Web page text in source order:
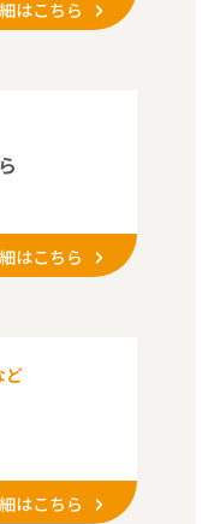
はこちら
はこちら
ど
はこちら